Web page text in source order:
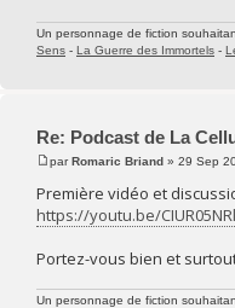
Un personnage de fiction
Sens - La Guerre des Immortels -
Re: Podcast de La
parRomaric Briand » 29 Sep
Première vidéo et
https://youtu.be/
Portez-vous bien et
Un personnage de fiction